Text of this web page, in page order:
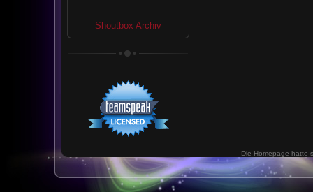
Shoutbox Archiv
Die Homepage hatte